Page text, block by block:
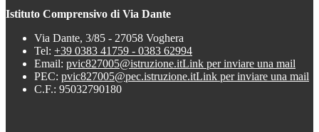
Istituto Comprensivo di Via Dante
Via Dante, 3/85 - 27058 Voghera
Tel: +39 0383 41759 - 0383 62994
Email: pvic827005@istruzione.itLink per inviare una mail
PEC: pvic827005@pec.istruzione.itLink per inviare una mail
C.F.: 95032790180